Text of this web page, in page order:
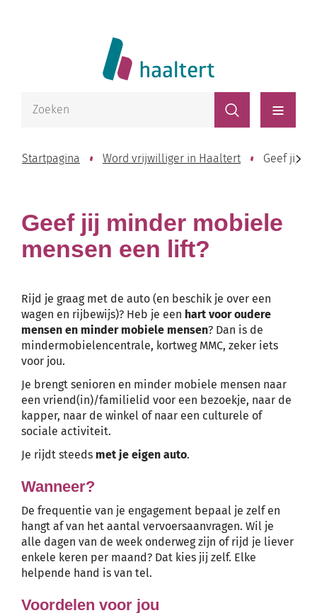
Haaltert
Menu
kunnen
helpen?
Zoeken
naar
Startpagina Word vrijwilliger in Haaltert Geef jij
Geef jij minder mobiele
mensen een lift?
Rijd je graag met de auto (en beschik je over een
wagen en rijbewijs)? Heb je een hart voor oudere
mensen en minder mobiele mensen? Dan is de
mindermobielencentrale, kortweg MMC, zeker iets
voor jou.
Je brengt senioren en minder mobiele mensen naar
een vriend(in)/familielid voor een bezoekje, naar de
kapper, naar de winkel of naar een culturele of
sociale activiteit.
Je rijdt steeds met je eigen auto.
Wanneer?
De frequentie van je engagement bepaal je zelf en
hangt af van het aantal vervoersaanvragen. Wil je
alle dagen van de week onderweg zijn of rijd je liever
enkele keren per maand? Dat kies jij zelf. Elke
helpende hand is van tel.
Voordelen voor jou